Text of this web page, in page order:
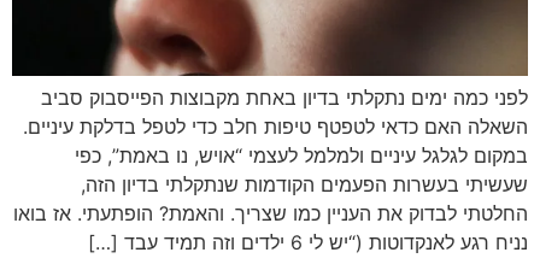
לפני כמה ימים נתקלתי בדיון באחת מקבוצות הפייסבוק סביב
השאלה האם כדאי לטפטף טיפות חלב כדי לטפל בדלקת עיניים.
במקום לגלגל עיניים ולמלמל לעצמי “אויש, נו באמת”, כפי
שעשיתי בעשרות הפעמים הקודמות שנתקלתי בדיון הזה,
החלטתי לבדוק את העניין כמו שצריך. והאמת? הופתעתי. אז בואו
נניח רגע לאנקדוטות (“יש לי 6 ילדים וזה תמיד עבד […]